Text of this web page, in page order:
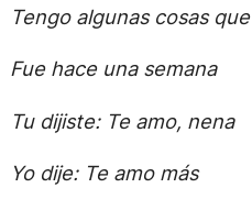
Tengo algunas cosas
Fue hace una semana
Tu dijiste: Te amo, nena
Yo dije: Te amo más